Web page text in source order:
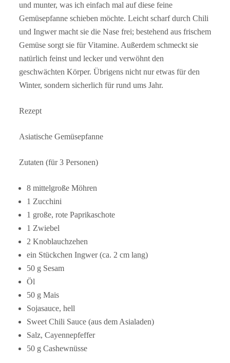
und munter, was ich einfach mal auf diese feine
Gemüsepfanne schieben möchte. Leicht scharf durch Chili
und Ingwer macht sie die Nase frei; bestehend aus frischem
Gemüse sorgt sie für Vitamine. Außerdem schmeckt sie
natürlich feinst und lecker und verwöhnt den
geschwächten Körper. Übrigens nicht nur etwas für den
Winter, sondern sicherlich für rund ums Jahr.
Rezept
Asiatische Gemüsepfanne
Zutaten (für 3 Personen)
8 mittelgroße Möhren
1 Zucchini
1 große, rote Paprikaschote
1 Zwiebel
2 Knoblauchzehen
ein Stückchen Ingwer (ca. 2 cm lang)
50 g Sesam
Öl
50 g Mais
Sojasauce, hell
Sweet Chili Sauce (aus dem Asialaden)
Salz, Cayennepfeffer
50 g Cashewnüsse